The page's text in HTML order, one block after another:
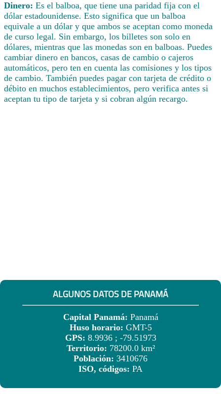
Dinero: Es el balboa, que tiene una paridad fija con el
dólar estadounidense. Esto significa que un balboa
equivale a un dólar y que ambos se aceptan como moneda
de curso legal. Sin embargo, los billetes son solo en
dólares, mientras que las monedas son en balboas. Puedes
cambiar dinero en bancos, casas de cambio o cajeros
automáticos, pero ten en cuenta las comisiones y los tipos
de cambio. También puedes pagar con tarjeta de crédito o
débito en muchos establecimientos, pero verifica antes si
aceptan tu tipo de tarjeta y si cobran algún recargo.
ALGUNOS DATOS DE PANAMÁ
Capital Panamá: Panamá
Huso horario: GMT-5
GPS: 8.9936 ; -79.51973
Territorio: 78200.0 km²
Población: 3410676
ISO, códigos: PA